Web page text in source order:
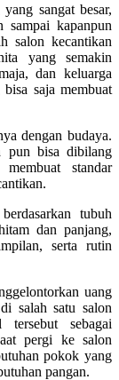
sangat besar,
kapanpun
salon kecantikan
yang semakin
dan keluarga
saja membuat
dengan budaya.
pun bisa dibilang
standar
tubuh
dan panjang,
serta rutin
uang
salah satu salon
sebagai
pergi ke salon
pokok yang
pangan.